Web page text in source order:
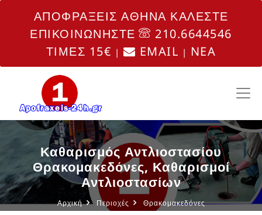
ΑΠΟΦΡΑΞΕΙΣ ΑΘΗΝΑ ΚΑΛΕΣΤΕ
ΕΠΙΚΟΙΝΩΝΗΣΤΕ
210.6644546
ΤΙΜΕΣ 15€ | EMAIL | NEA
Καθαρισμός Αντλιοστασίου
Θρακομακεδόνες, Καθαρισμοί
Αντλιοστασίων
Αρχική Περιοχές Θρακομακεδόνες